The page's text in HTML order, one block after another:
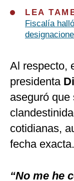
LEA
Fiscalía
Al respecto,
presidenta
aseguró
cotidianas,
fecha exacta.
“No me he